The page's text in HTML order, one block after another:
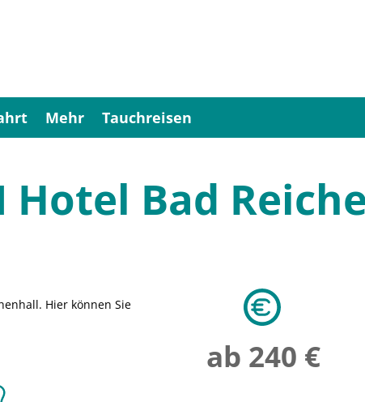
Mehr Tauchreisen
Hotel Bad
Hier können Sie
ab 240 €